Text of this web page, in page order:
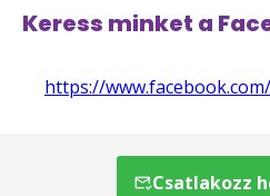
Keress minket a
https://
Csatlakozz